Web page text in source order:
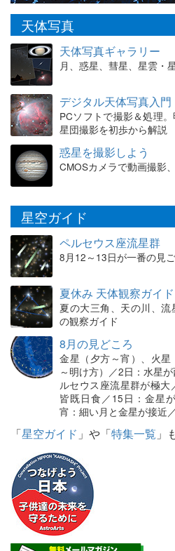
天体写真
天体写真ギャラリー
月、惑星、彗星、星雲・
デジタル天体写真入門
PCソフトで撮影＆処理
星団撮影を初歩から解説
惑星を撮影しよう
CMOSカメラで動画撮影
星空ガイド
ペルセウス座流星群
8月12～13日が一番の見
夏休み 天体観察ガイド
夏の大三角、天の川、
の観察ガイド
8月の見どころ
金星（夕方～宵）、火
～明け方）／2日：水星
ルセウス座流星群が極
皆既日食／15日：金星
宵：細い月と金星が接近
「星空ガイド 」や「特集一覧 」